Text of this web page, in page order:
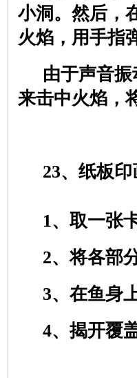
小洞。然后，
火焰，用手指
由于声音
来击中火焰，
23、纸板印
1、取一张
2、将各部
3、在鱼身
4、揭开覆